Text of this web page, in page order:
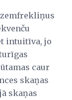
intuitīva, jo
caur
skaņas
skaņas